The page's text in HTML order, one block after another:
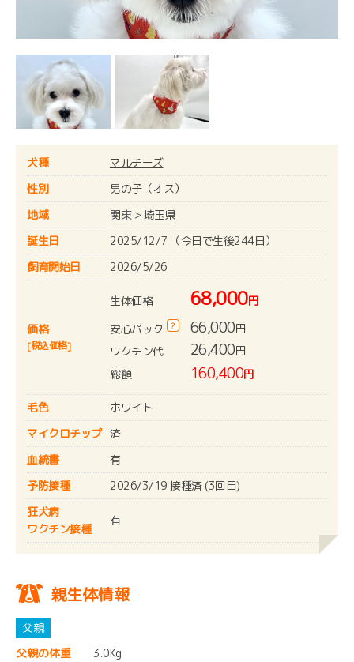
犬種
マルチーズ
性別
男の子（オス）
地域
関東> 埼玉県
誕生日
2025/12/7 （今日で生後244日）
飼育開始日
2026/5/26
価格
[税込価格]
生体価格 68,000円
安心パック
? 66,000円
ワクチン代
26,400円
総額
160,400円
毛色
ホワイト
マイクロチップ 済
血統書
有
予防接種
2026/3/19 接種済 (3回目)
狂犬病
ワクチン接種
有
親生体情報
父親の体重 3.0Kg